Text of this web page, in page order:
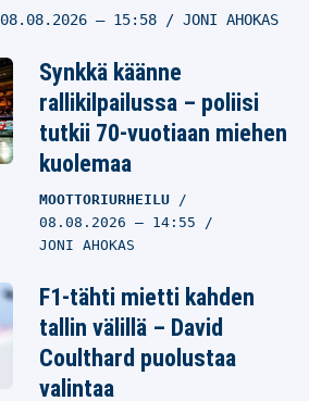
”Tämä ei ole tarinani
JALKAPALLO
08.08.2026
– 12:59
JONI AHOKAS
F1-tähti mietti kahden
tallin välillä – David
Coulthard puolustaa
MOOTTORIURHEILU
08.08.2026
– 12:41
JONI AHOKAS
08.08.2026 – 15:58 JONI AHOKAS
Synkkä käänne
rallikilpailussa – poliisi
tutkii 70-vuotiaan miehen
kuolemaa
MOOTTORIURHEILU
08.08.2026 – 14:55
JONI AHOKAS
F1-tähti mietti kahden
tallin välillä – David
Coulthard puolustaa
valintaa